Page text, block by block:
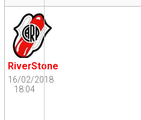
RiverStone
16/02/2018
18:04